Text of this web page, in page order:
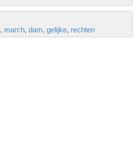
march dam gelijke rechten